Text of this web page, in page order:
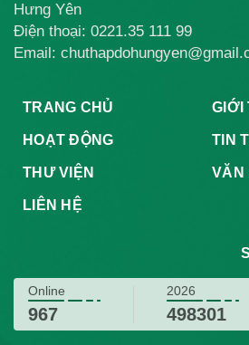
Hưng Yên
Điện thoại: 0221.35 111 99
Email:
TRANG CHỦ GIỚI
HOẠT ĐỘNG TIN
THƯ VIỆN VĂN
LIÊN HỆ
Online
967
2026
498301